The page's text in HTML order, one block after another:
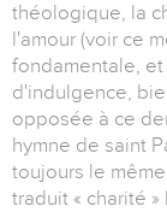
théologique, la
l'amour (voir ce
fondamentale,
d'indulgence,
opposée à ce
hymne de saint
toujours le
traduit « charité